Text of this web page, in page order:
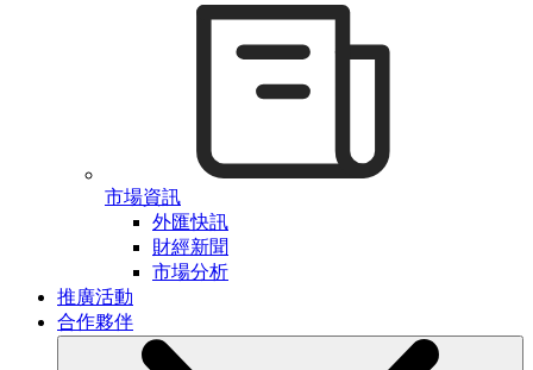
市場資訊
外匯快訊
財經新聞
市場分析
推廣活動
合作夥伴